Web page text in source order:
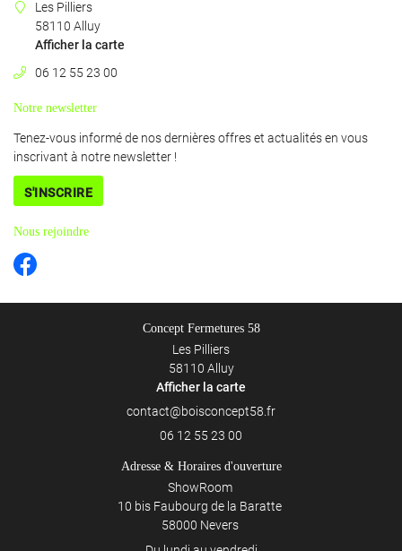
Les Pilliers
58110 Alluy
Afficher la carte
06 12 55 23 00
Notre newsletter
Tenez-vous informé de nos dernières offres et actualités en vous
inscrivant à notre newsletter !
S'INSCRIRE
Nous rejoindre
Concept Fermetures 58
Les Pilliers
58110 Alluy
Afficher la carte
06 12 55 23 00
Adresse & Horaires d'ouverture
ShowRoom
10 bis Faubourg de la Baratte
58000 Nevers